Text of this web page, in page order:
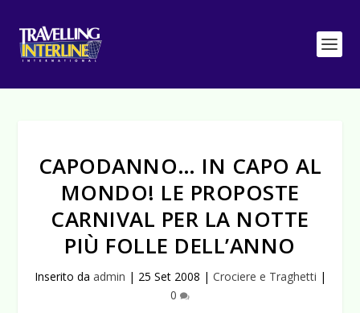
CAPODANNO… IN CAPO AL
MONDO! LE PROPOSTE
CARNIVAL PER LA NOTTE
PIÙ FOLLE DELL’ANNO
Inserito da admin | 25 Set 2008 | Crociere e Traghetti |
0